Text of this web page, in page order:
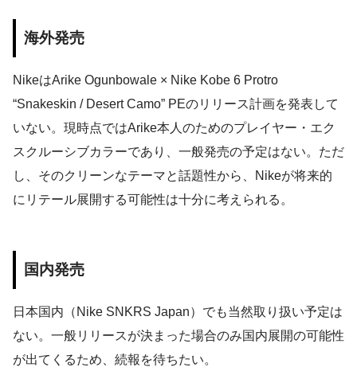
海外発売
NikeはArike Ogunbowale × Nike Kobe 6 Protro
“Snakeskin / Desert Camo” PEのリリース計画を発表して
いない。現時点ではArike本人のためのプレイヤー・エク
スクルーシブカラーであり、一般発売の予定はない。ただ
し、そのクリーンなテーマと話題性から、Nikeが将来的
にリテール展開する可能性は十分に考えられる。
国内発売
日本国内（Nike SNKRS Japan）でも当然取り扱い予定は
ない。一般リリースが決まった場合のみ国内展開の可能性
が出てくるため、続報を待ちたい。